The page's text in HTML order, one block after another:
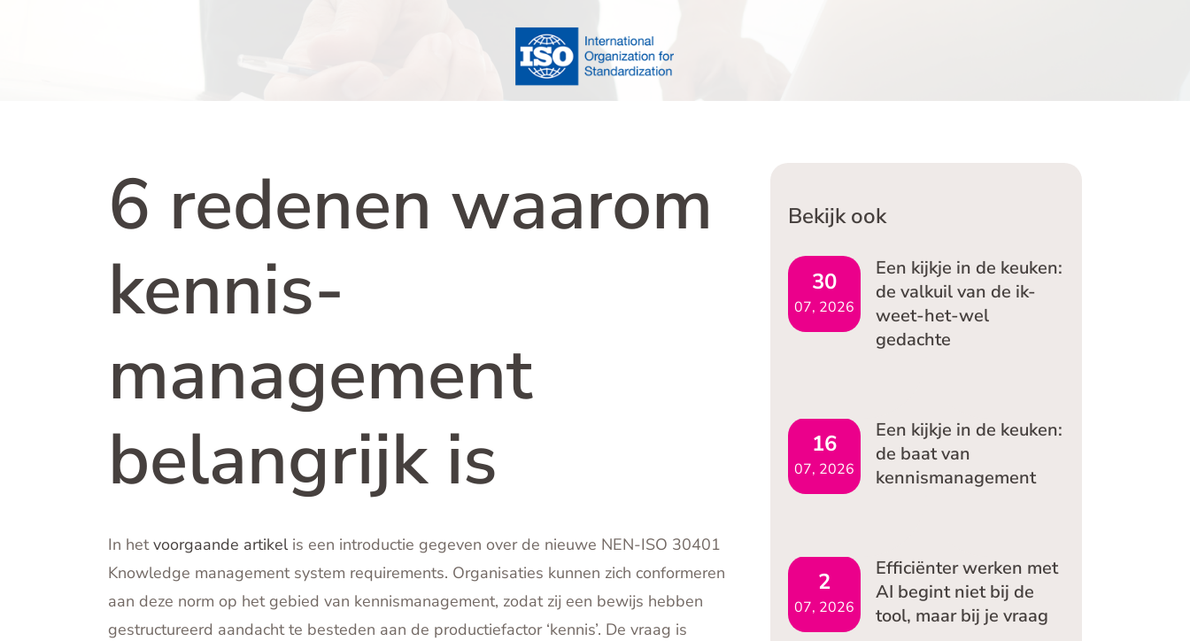
6 redenen waarom
kennis-
management
belangrijk is
In hetvoorgaande artikelis een introductie gegeven over de nieuwe NEN-ISO 30401
Knowledge management system requirements. Organisaties kunnen zich conformeren
aan deze norm op het gebied van kennismanagement, zodat zij een bewijs hebben
gestructureerd aandacht te besteden aan de productiefactor ‘kennis’. De vraag is
Bekijk ook
30
07, 2026
Een kijkje in de keuken:
de valkuil van de ik-
weet-het-wel
gedachte
16
07, 2026
Een kijkje in de keuken:
de baat van
kennismanagement
2
07, 2026
Efficiënter werken met
AI begint niet bij de
tool, maar bij je vraag